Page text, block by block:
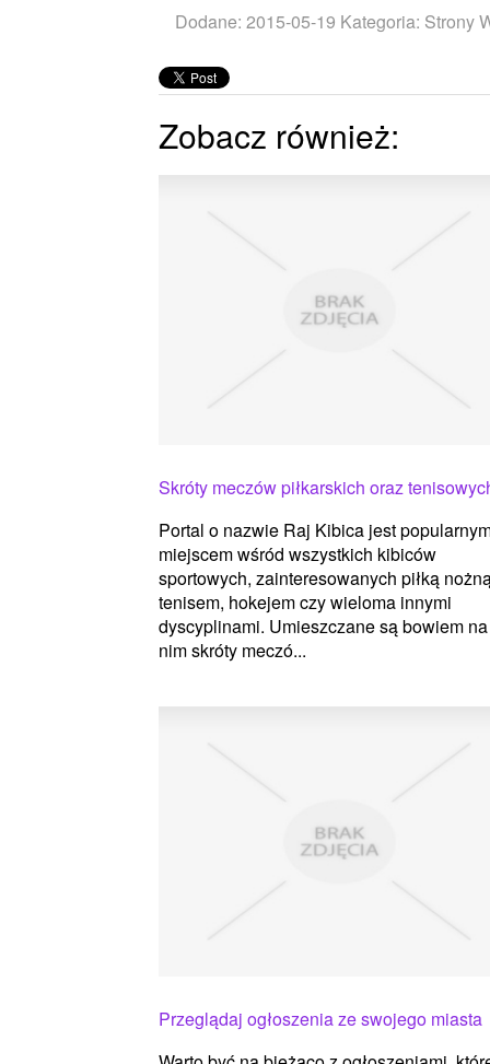
Dodane: 2015-05-19 Kategoria: Strony
Zobacz również:
Skróty meczów piłkarskich oraz
Portal o nazwie Raj Kibica jest
miejscem wśród wszystkich kibiców
sportowych, zainteresowanych piłką
tenisem, hokejem czy wieloma innymi
dyscyplinami. Umieszczane są bowiem na
nim skróty meczó...
Przeglądaj ogłoszenia ze swojego miasta